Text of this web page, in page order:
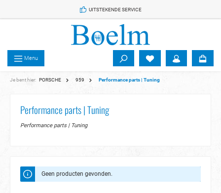
UITSTEKENDE SERVICE
Menu
Je bent hier: PORSCHE 959 Performance parts | Tuning
Performance parts | Tuning
Performance parts | Tuning
Geen producten gevonden.